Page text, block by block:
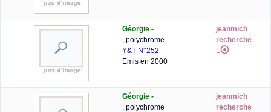
Géorgie -
, polychrome
Y&T N°252
Emis en 2000
jeanmich
recherche
1
Géorgie -
, polychrome
jeanmich
recherche